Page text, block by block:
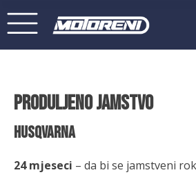
PRODULJENO JAMSTVO
HUSQVARNA
24 mjeseci – da bi se jamstveni